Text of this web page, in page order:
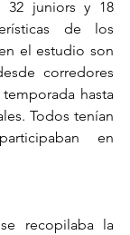
32 juniors y 18
de los
el estudio son
corredores
hasta
Todos tenían
en
recopilaba la